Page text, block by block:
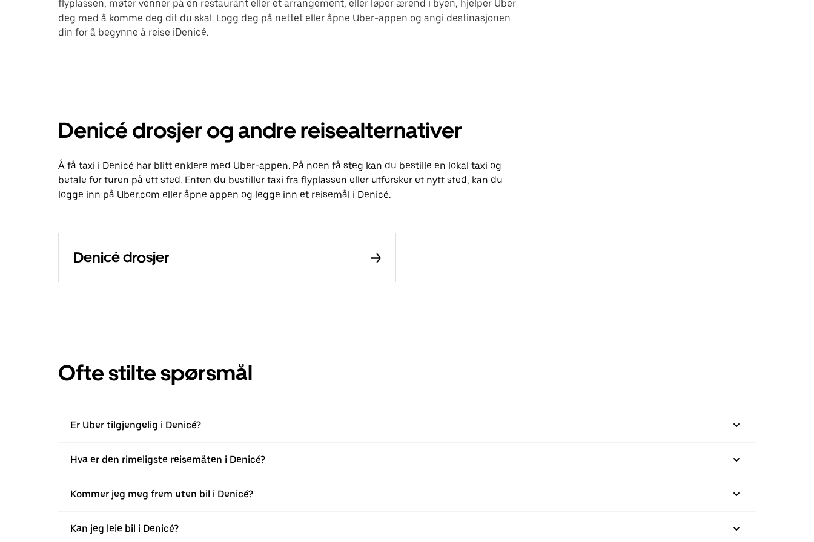
flyplassen, møter venner på en restaurant eller et arrangement, eller løper ærend i byen, hjelper Uber
deg med å komme deg dit du skal. Logg deg på nettet eller åpne Uber-appen og angi destinasjonen
din for å begynne å reise iDenicé.
Denicé drosjer og andre reisealternativer
Å få taxi i Denicé har blitt enklere med Uber-appen. På noen få steg kan du bestille en lokal taxi og
betale for turen på ett sted. Enten du bestiller taxi fra flyplassen eller utforsker et nytt sted, kan du
logge inn på Uber.com eller åpne appen og legge inn et reisemål i Denicé.
Denicé drosjer
Ofte stilte spørsmål
Er Uber tilgjengelig i Denicé?
Hva er den rimeligste reisemåten i Denicé?
Kommer jeg meg frem uten bil i Denicé?
Kan jeg leie bil i Denicé?